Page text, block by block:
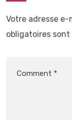
Votre adresse e-
obligatoires